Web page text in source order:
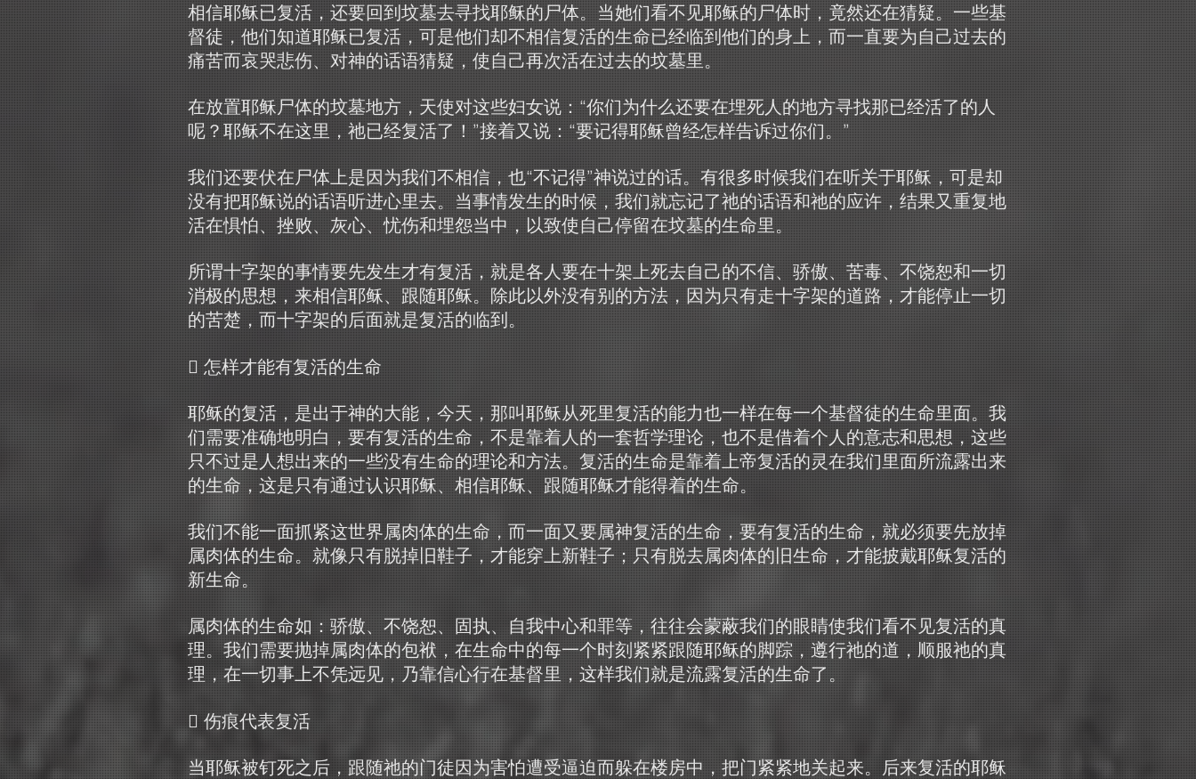
相信耶稣已复活，还要回到坟墓去寻找耶稣的尸体。当她们看不见耶稣的尸体时，竟然还在猜疑。一些基
督徒，他们知道耶稣已复活，可是他们却不相信复活的生命已经临到他们的身上，而一直要为自己过去的
痛苦而哀哭悲伤、对神的话语猜疑，使自己再次活在过去的坟墓里。
在放置耶稣尸体的坟墓地方，天使对这些妇女说：“你们为什么还要在埋死人的地方寻找那已经活了的人
呢？耶稣不在这里，祂已经复活了！”接着又说：“要记得耶稣曾经怎样告诉过你们。”
我们还要伏在尸体上是因为我们不相信，也“不记得”神说过的话。有很多时候我们在听关于耶稣，可是却
没有把耶稣说的话语听进心里去。当事情发生的时候，我们就忘记了祂的话语和祂的应许，结果又重复地
活在惧怕、挫败、灰心、忧伤和埋怨当中，以致使自己停留在坟墓的生命里。
所谓十字架的事情要先发生才有复活，就是各人要在十架上死去自己的不信、骄傲、苦毒、不饶恕和一切
消极的思想，来相信耶稣、跟随耶稣。除此以外没有别的方法，因为只有走十字架的道路，才能停止一切
的苦楚，而十字架的后面就是复活的临到。
 怎样才能有复活的生命
耶稣的复活，是出于神的大能，今天，那叫耶稣从死里复活的能力也一样在每一个基督徒的生命里面。我
们需要准确地明白，要有复活的生命，不是靠着人的一套哲学理论，也不是借着个人的意志和思想，这些
只不过是人想出来的一些没有生命的理论和方法。复活的生命是靠着上帝复活的灵在我们里面所流露出来
的生命，这是只有通过认识耶稣、相信耶稣、跟随耶稣才能得着的生命。
我们不能一面抓紧这世界属肉体的生命，而一面又要属神复活的生命，要有复活的生命，就必须要先放掉
属肉体的生命。就像只有脱掉旧鞋子，才能穿上新鞋子；只有脱去属肉体的旧生命，才能披戴耶稣复活的
新生命。
属肉体的生命如：骄傲、不饶恕、固执、自我中心和罪等，往往会蒙蔽我们的眼睛使我们看不见复活的真
理。我们需要抛掉属肉体的包袱，在生命中的每一个时刻紧紧跟随耶稣的脚踪，遵行祂的道，顺服祂的真
理，在一切事上不凭远见，乃靠信心行在基督里，这样我们就是流露复活的生命了。
 伤痕代表复活
当耶稣被钉死之后，跟随祂的门徒因为害怕遭受逼迫而躲在楼房中，把门紧紧地关起来。后来复活的耶稣